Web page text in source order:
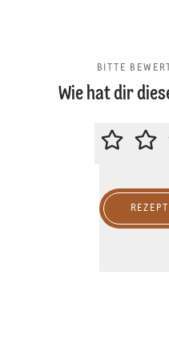
BITTE
Wie hat dir